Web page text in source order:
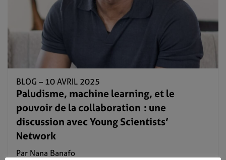
BLOG – 10 AVRIL 2025
Paludisme, machine learning, et le
pouvoir de la collaboration : une
discussion avec Young Scientists’
Network
Par Nana Banafo